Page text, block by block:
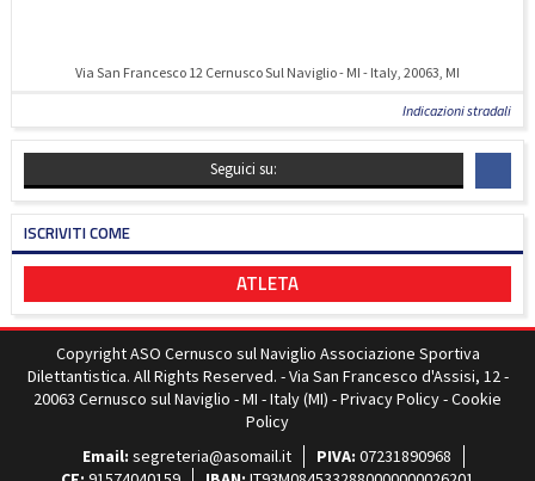
Via San Francesco 12 Cernusco Sul Naviglio - MI - Italy, 20063, MI
Indicazioni stradali
Seguici su:
ISCRIVITI COME
ATLETA
Copyright ASO Cernusco sul Naviglio Associazione Sportiva
Dilettantistica. All Rights Reserved. - Via San Francesco d'Assisi, 12 -
20063 Cernusco sul Naviglio - MI - Italy (MI) -Privacy Policy-Cookie
Policy
Email: segreteria@asomail.it PIVA: 07231890968